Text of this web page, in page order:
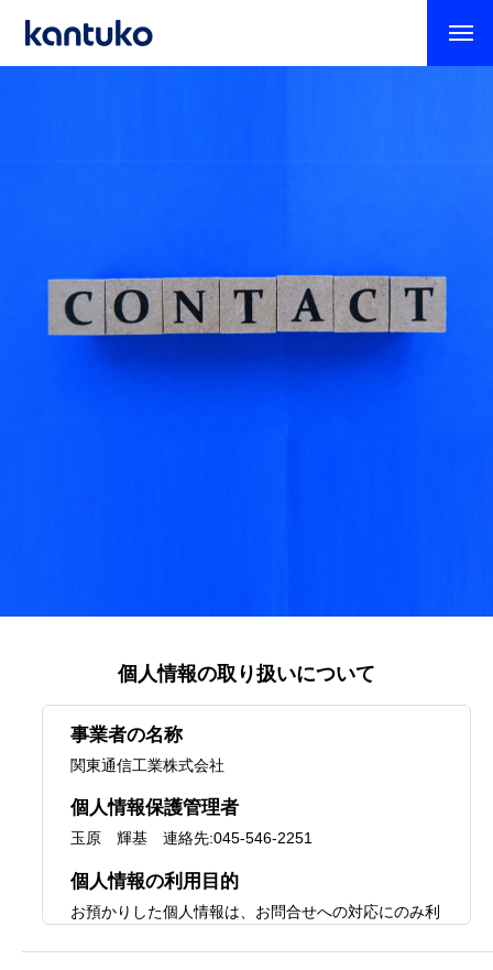
HOME
個人情報の取り扱いについて
事業者の名称
関東通信工業株式会社
個人情報保護管理者
玉原 輝基 連絡先:045-546-2251
個人情報の利用目的
お預かりした個人情報は、お問合せへの対応にのみ利